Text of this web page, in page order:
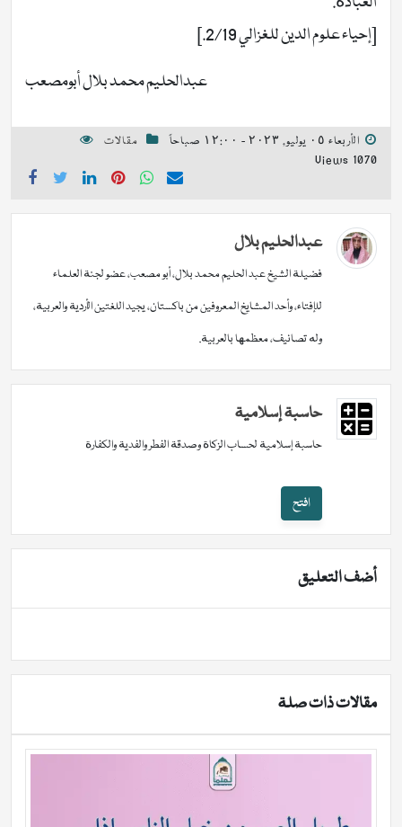
[إحياء علوم الدين للغزالي 2/19.]
عبدالحليم محمد بلال أبومصعب
الأربعاء ٠٥ يوليو, ٢٠٢٣ - ١٢:٠٠ صباحاً
مقالات
1070 Views
عبدالحليم بلال
فضيلة الشيخ عبد الحليم محمد بلال، أبو مصعب، عضو لجنة العلماء
للإفتاء، وأحد المشايخ المعروفين من باكستان، يجيد اللغتين الأردية والعربية،
وله تصانيف، معظمها بالعربية.
حاسبة إسلامية
حاسبة إسلامية لحساب الزكاة وصدقة الفطر والفدية والكفارة
افتح
أضف التعليق
مقالات ذات صلة